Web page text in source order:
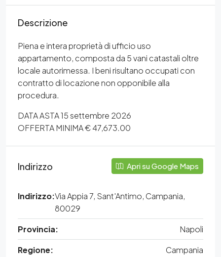
Descrizione
Piena e intera proprietà di ufficio uso
appartamento, composta da 5 vani catastali oltre
locale autorimessa. I beni risultano occupati con
contratto di locazione non opponibile alla
procedura.
DATA ASTA 15 settembre 2026
OFFERTA MINIMA € 47,673.00
Indirizzo Apri su Google Maps
Indirizzo:Via Appia 7, Sant'Antimo, Campania,
80029
Provincia:
Napoli
Regione:
Campania